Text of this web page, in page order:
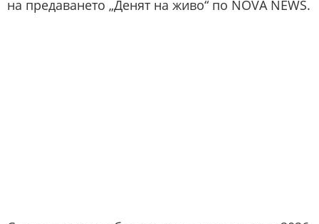
на предаването „Денят на живо“ по NOVA NEWS.